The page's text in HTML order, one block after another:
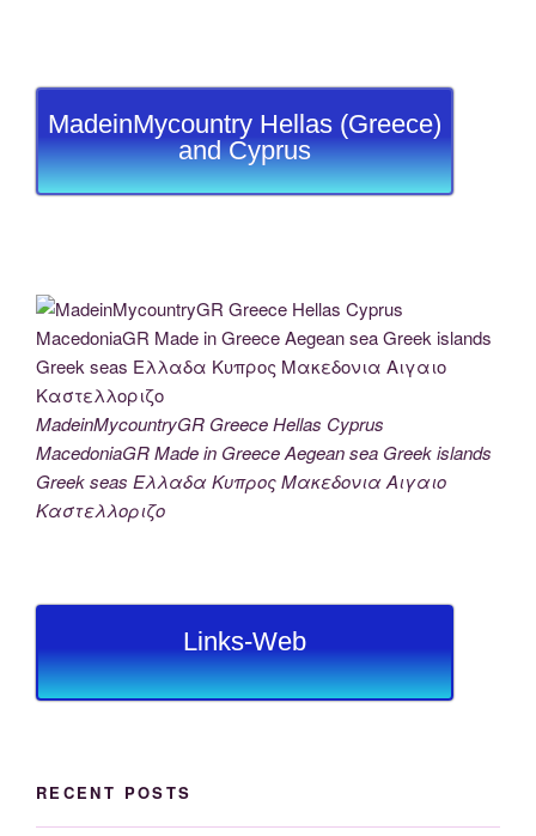
MadeinMycountry Hellas (Greece)
and Cyprus
MadeinMycountryGR Greece Hellas Cyprus
MacedoniaGR Made in Greece Aegean sea Greek islands
Greek seas Ελλαδα Κυπρος Μακεδονια Αιγαιο
Καστελλοριζο
Links-Web
RECENT POSTS